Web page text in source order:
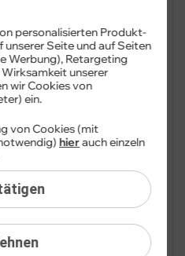
personalisierten Produkt-
Seite und auf Seiten
Werbung), Retargeting
unserer
wir Cookies von
ein.
von Cookies (mit
hierauch einzeln